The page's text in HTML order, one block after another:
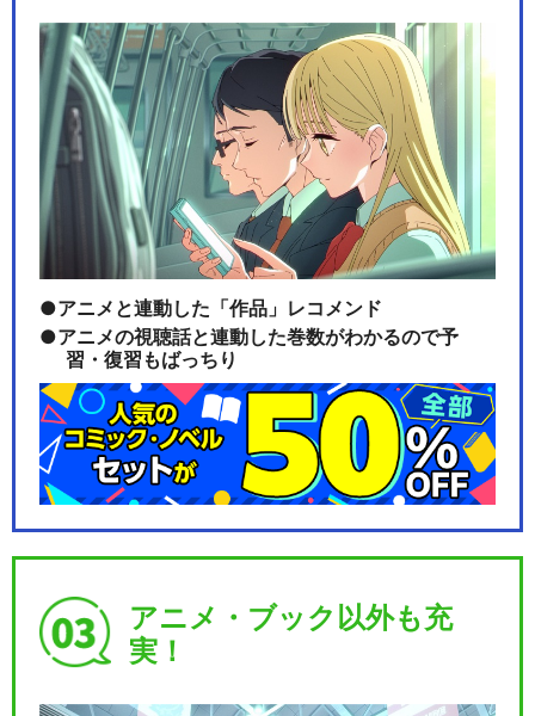
アニメと連動した「作品」レコメンド
アニメの視聴話と連動した巻数がわかるので予
習・復習もばっちり
アニメ・ブック以外も充
実！